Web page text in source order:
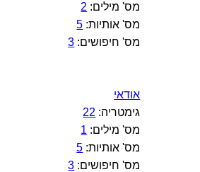
מס' מילים: 2
מס' אותיות: 5
מס' חיפושים: 3
אודאי
גימטריה: 22
מס' מילים: 1
מס' אותיות: 5
מס' חיפושים: 3